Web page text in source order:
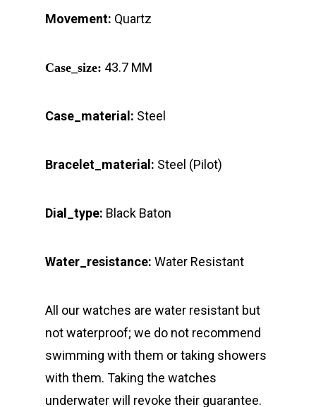
Movement: Quartz
Case_size: 43.7 MM
Case_material: Steel
Bracelet_material: Steel (Pilot)
Dial_type: Black Baton
Water_resistance: Water Resistant
All our watches are water resistant but
not waterproof; we do not recommend
swimming with them or taking showers
with them. Taking the watches
underwater will revoke their guarantee.